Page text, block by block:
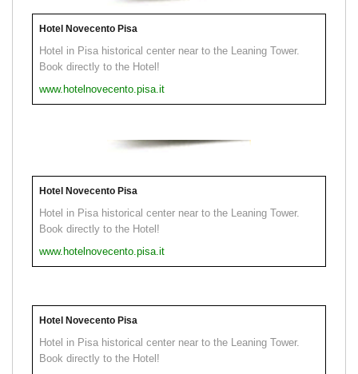
Hotel Novecento Pisa
Hotel in Pisa historical center near to the Leaning Tower.
Book directly to the Hotel!
www.hotelnovecento.pisa.it
Hotel Novecento Pisa
Hotel in Pisa historical center near to the Leaning Tower.
Book directly to the Hotel!
www.hotelnovecento.pisa.it
Hotel Novecento Pisa
Hotel in Pisa historical center near to the Leaning Tower.
Book directly to the Hotel!